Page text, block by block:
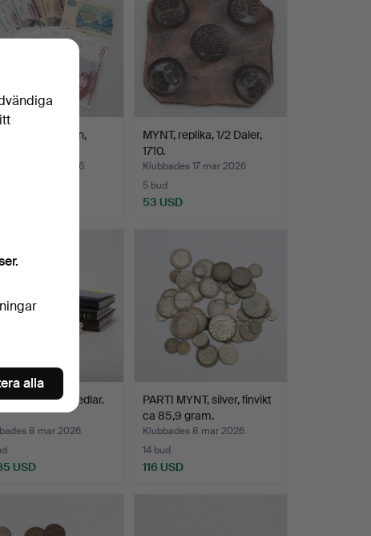
20 stycken,
18 mar 2026
MYNT, replika, 1/2 Daler,
1710.
Klubbades 17 mar 2026
5 bud
53 USD
silver samt sedlar.
8 mar 2026
USD
PARTI MYNT, silver, finvikt
ca 85,9 gram.
Klubbades 8 mar 2026
14 bud
116 USD
alla